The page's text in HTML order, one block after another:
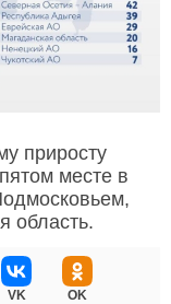
приросту
месте в
область.
VK OK